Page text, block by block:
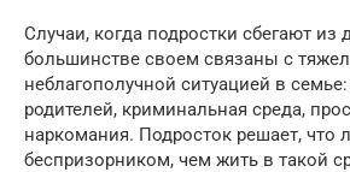
Случаи, когда подростки сбегают из
большинстве своем связаны с
неблагополучной ситуацией в
родителей, криминальная среда,
наркомания. Подросток решает, что
беспризорником, чем жить в такой